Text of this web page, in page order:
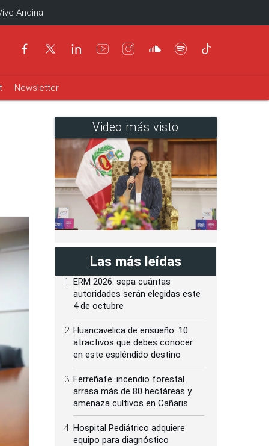
Andina
Newsletter
Video más visto
Las más leídas
ERM 2026: sepa cuántas
autoridades serán elegidas este
4 de octubre
Huancavelica de ensueño: 10
atractivos que debes conocer
en este espléndido destino
Ferreñafe: incendio forestal
arrasa más de 80 hectáreas y
amenaza cultivos en Cañaris
Hospital Pediátrico adquiere
equipo para diagnóstico